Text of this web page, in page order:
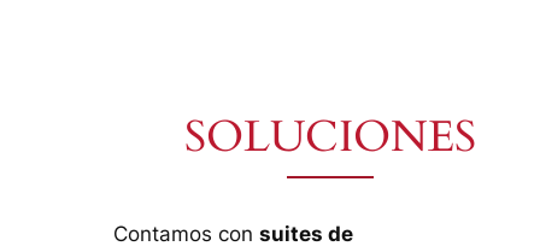
SOLUCIONES
Contamos con suites de